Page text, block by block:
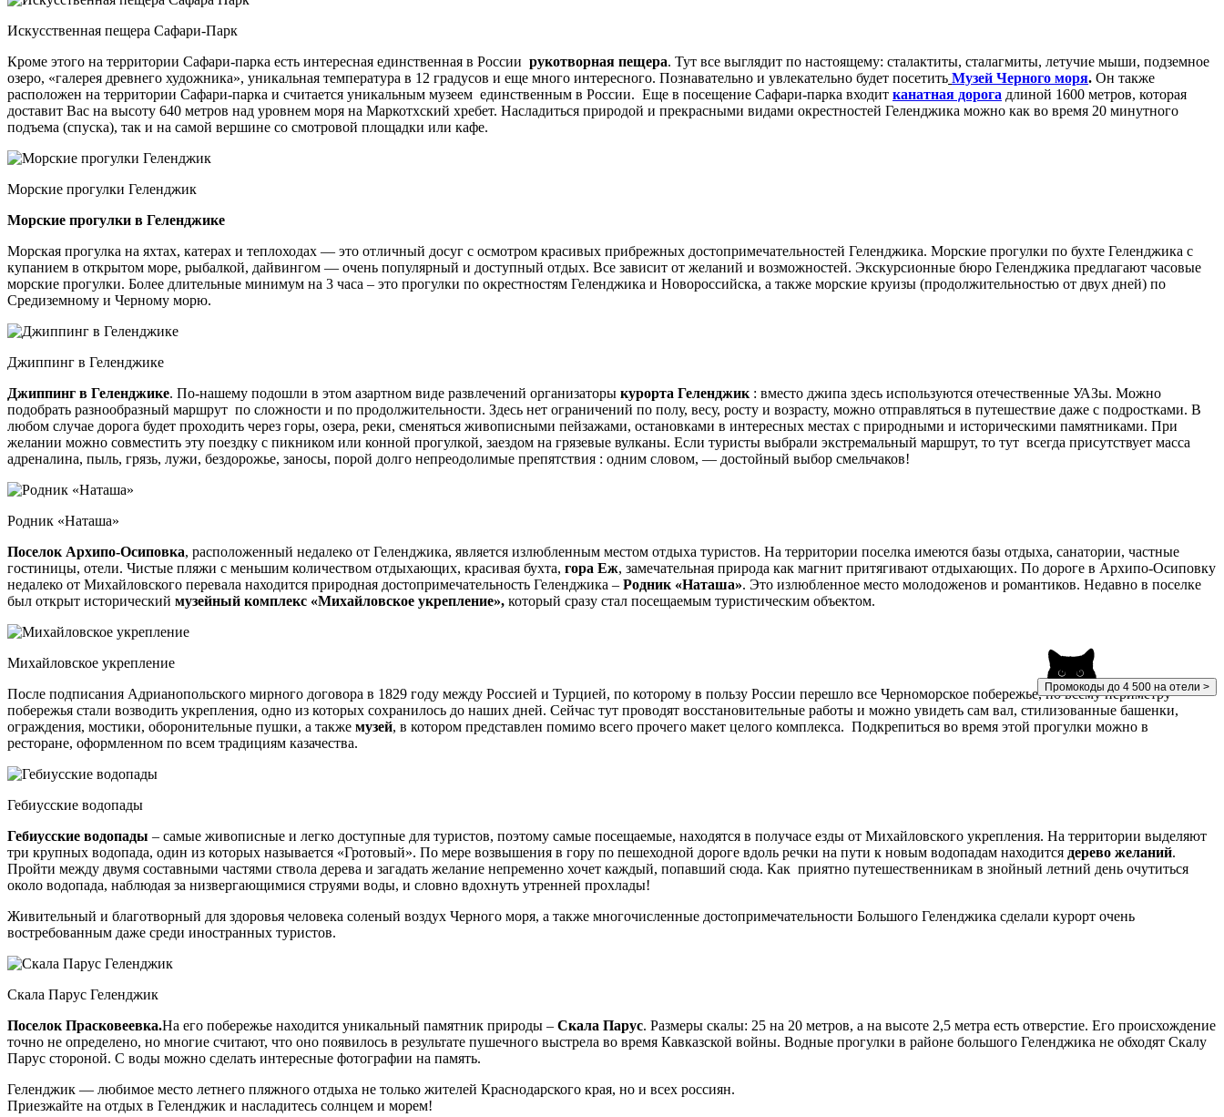
Промокоды до 4 500 на отели >
Искусственная пещера Сафари-Парк
Кроме этого на территории Сафари-парка есть интересная единственная в России рукотворная пещера. Тут все выглядит по настоящему: сталактиты, сталагмиты, летучие мыши, подземное
озеро, «галерея древнего художника», уникальная температура в 12 градусов и еще много интересного. Познавательно и увлекательно будет посетить Музей Черного моря. Он также
расположен на территории Сафари-парка и считается уникальным музеем единственным в России. Еще в посещение Сафари-парка входит канатная дорога длиной 1600 метров, которая
доставит Вас на высоту 640 метров над уровнем моря на Маркотхский хребет. Насладиться природой и прекрасными видами окрестностей Геленджика можно как во время 20 минутного
подъема (спуска), так и на самой вершине со смотровой площадки или кафе.
Морские прогулки Геленджик
Морские прогулки в Геленджике
Морская прогулка на яхтах, катерах и теплоходах — это отличный досуг с осмотром красивых прибрежных достопримечательностей Геленджика. Морские прогулки по бухте Геленджика с
купанием в открытом море, рыбалкой, дайвингом — очень популярный и доступный отдых. Все зависит от желаний и возможностей. Экскурсионные бюро Геленджика предлагают часовые
морские прогулки. Более длительные минимум на 3 часа – это прогулки по окрестностям Геленджика и Новороссийска, а также морские круизы (продолжительностью от двух дней) по
Средиземному и Черному морю.
Джиппинг в Геленджике
Джиппинг в Геленджике. По-нашему подошли в этом азартном виде развлечений организаторы курорта Геленджик : вместо джипа здесь используются отечественные УАЗы. Можно
подобрать разнообразный маршрут по сложности и по продолжительности. Здесь нет ограничений по полу, весу, росту и возрасту, можно отправляться в путешествие даже с подростками. В
любом случае дорога будет проходить через горы, озера, реки, сменяться живописными пейзажами, остановками в интересных местах с природными и историческими памятниками. При
желании можно совместить эту поездку с пикником или конной прогулкой, заездом на грязевые вулканы. Если туристы выбрали экстремальный маршрут, то тут всегда присутствует масса
адреналина, пыль, грязь, лужи, бездорожье, заносы, порой долго непреодолимые препятствия : одним словом, — достойный выбор смельчаков!
Родник «Наташа»
Поселок Архипо-Осиповка, расположенный недалеко от Геленджика, является излюбленным местом отдыха туристов. На территории поселка имеются базы отдыха, санатории, частные
гостиницы, отели. Чистые пляжи с меньшим количеством отдыхающих, красивая бухта, гора Еж, замечательная природа как магнит притягивают отдыхающих. По дороге в Архипо-Осиповку
недалеко от Михайловского перевала находится природная достопримечательность Геленджика – Родник «Наташа». Это излюбленное место молодоженов и романтиков. Недавно в поселке
был открыт исторический музейный комплекс «Михайловское укрепление», который сразу стал посещаемым туристическим объектом.
Михайловское укрепление
После подписания Адрианопольского мирного договора в 1829 году между Россией и Турцией, по которому в пользу России перешло все Черноморское побережье, по всему периметру
побережья стали возводить укрепления, одно из которых сохранилось до наших дней. Сейчас тут проводят восстановительные работы и можно увидеть сам вал, стилизованные башенки,
ограждения, мостики, оборонительные пушки, а также музей, в котором представлен помимо всего прочего макет целого комплекса. Подкрепиться во время этой прогулки можно в
ресторане, оформленном по всем традициям казачества.
Гебиусские водопады
Гебиусские водопады – самые живописные и легко доступные для туристов, поэтому самые посещаемые, находятся в получасе езды от Михайловского укрепления. На территории выделяют
три крупных водопада, один из которых называется «Гротовый». По мере возвышения в гору по пешеходной дороге вдоль речки на пути к новым водопадам находится дерево желаний.
Пройти между двумя составными частями ствола дерева и загадать желание непременно хочет каждый, попавший сюда. Как приятно путешественникам в знойный летний день очутиться
около водопада, наблюдая за низвергающимися струями воды, и словно вдохнуть утренней прохлады!
Живительный и благотворный для здоровья человека соленый воздух Черного моря, а также многочисленные достопримечательности Большого Геленджика сделали курорт очень
востребованным даже среди иностранных туристов.
Скала Парус Геленджик
Поселок Прасковеевка.На его побережье находится уникальный памятник природы – Скала Парус. Размеры скалы: 25 на 20 метров, а на высоте 2,5 метра есть отверстие. Его происхождение
точно не определено, но многие считают, что оно появилось в результате пушечного выстрела во время Кавказской войны. Водные прогулки в районе большого Геленджика не обходят Скалу
Парус стороной. С воды можно сделать интересные фотографии на память.
Геленджик — любимое место летнего пляжного отдыха не только жителей Краснодарского края, но и всех россиян.
Приезжайте на отдых в Геленджик и насладитесь солнцем и морем!